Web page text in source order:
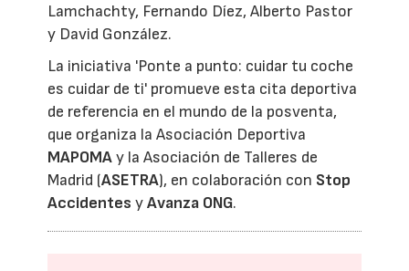
Lamchachty, Fernando Díez, Alberto Pastor
y David González.
La iniciativa 'Ponte a punto: cuidar tu coche
es cuidar de ti' promueve esta cita deportiva
de referencia en el mundo de la posventa,
que organiza la Asociación Deportiva
MAPOMAy la Asociación de Talleres de
Madrid (ASETRA), en colaboración con Stop
Accidentes yAvanza ONG.